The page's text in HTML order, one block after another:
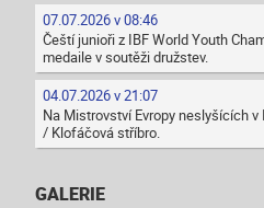
07.07.2026 v 08:46
Čeští junioři z IBF World Youth
medaile v soutěži družstev.
04.07.2026 v 21:07
Na Mistrovství Evropy neslyšících
/ Klofáčová stříbro.
GALERIE